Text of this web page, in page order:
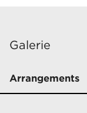
Galerie
Arrangements